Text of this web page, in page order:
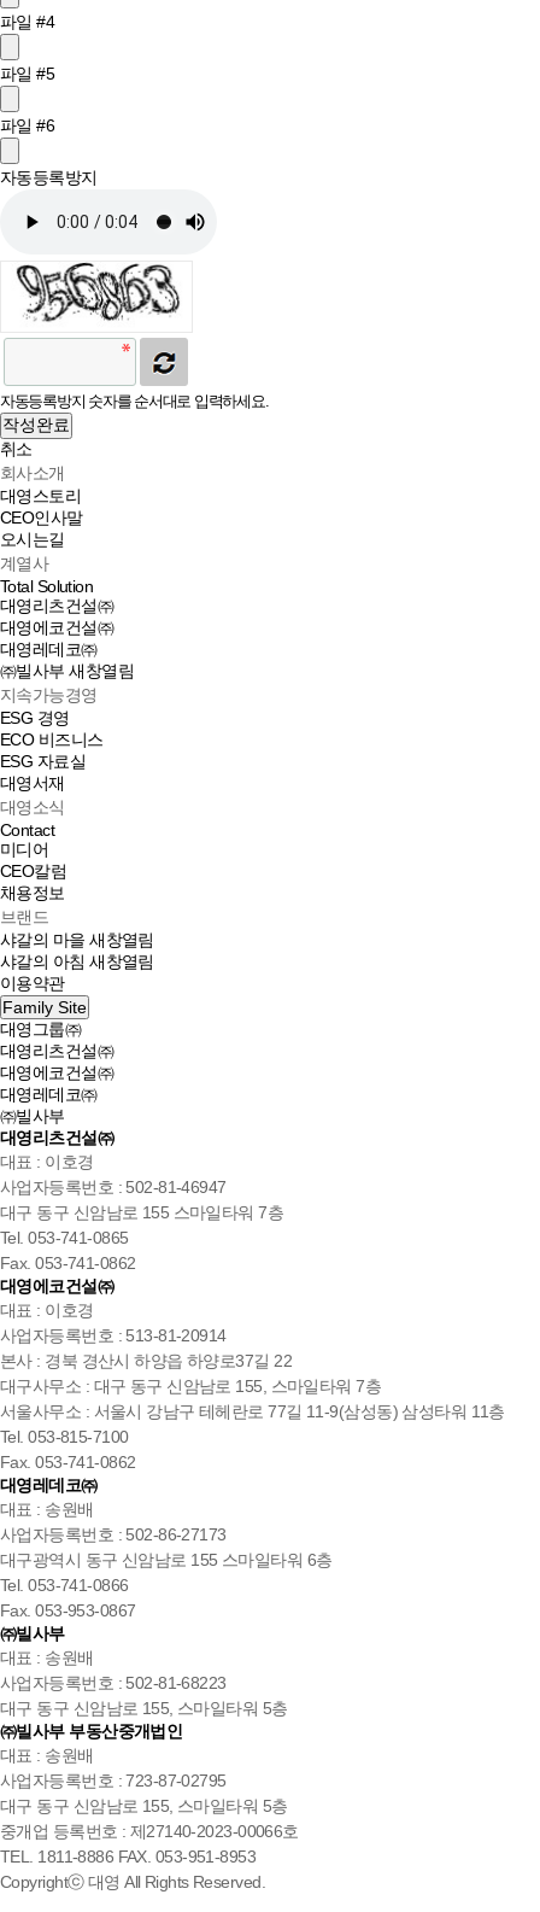
파일 #4
파일 #5
파일 #6
자동등록방지
자동등록방지 숫자를 순서대로 입력하세요.
작성완료
취소
회사소개
대영스토리
CEO인사말
오시는길
계열사
Total Solution
대영리츠건설㈜
대영에코건설㈜
대영레데코㈜
㈜빌사부새창열림
지속가능경영
ESG 경영
ECO 비즈니스
ESG 자료실
대영서재
대영소식
Contact
미디어
CEO칼럼
채용정보
브랜드
샤갈의 마을새창열림
샤갈의 아침새창열림
이용약관
Family Site
대영그룹㈜
대영리츠건설㈜
대영에코건설㈜
대영레데코㈜
㈜빌사부
대영리츠건설㈜
대표 : 이호경
사업자등록번호 : 502-81-46947
대구 동구 신암남로 155 스마일타워 7층
Tel. 053-741-0865
Fax. 053-741-0862
대영에코건설㈜
대표 : 이호경
사업자등록번호 : 513-81-20914
본사 : 경북 경산시 하양읍 하양로37길 22
대구사무소 : 대구 동구 신암남로 155, 스마일타워 7층
서울사무소 : 서울시 강남구 테헤란로 77길 11-9(삼성동) 삼성타워 11층
Tel. 053-815-7100
Fax. 053-741-0862
대영레데코㈜
대표 : 송원배
사업자등록번호 : 502-86-27173
대구광역시 동구 신암남로 155 스마일타워 6층
Tel. 053-741-0866
Fax. 053-953-0867
㈜빌사부
대표 : 송원배
사업자등록번호 : 502-81-68223
대구 동구 신암남로 155, 스마일타워 5층
㈜빌사부 부동산중개법인
대표 : 송원배
사업자등록번호 : 723-87-02795
대구 동구 신암남로 155, 스마일타워 5층
중개업 등록번호 : 제27140-2023-00066호
TEL. 1811-8886 FAX. 053-951-8953
Copyrightⓒ 대영 All Rights Reserved.